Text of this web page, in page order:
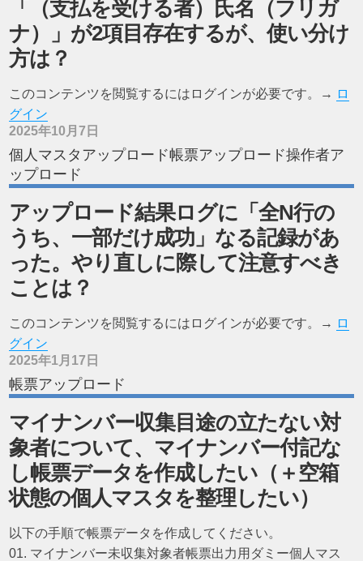
「（支払を受ける者）氏名（フリガ
ナ）」が2項目存在するが、使い分け
方は？
このコンテンツを閲覧するにはログインが必要です。→ ロ
グイン
2025年10月7日
個人マスタアップロード帳票アップロード操作者ア
ップロード
アップロード結果ログに「全N行の
うち、一部だけ成功」なる記録があ
った。やり直しに際して注意すべき
ことは？
このコンテンツを閲覧するにはログインが必要です。→ ロ
グイン
2025年1月17日
帳票アップロード
マイナンバー収集目途の立たない対
象者について、マイナンバー付記な
し帳票データを作成したい（＋空箱
状態の個人マスタを整理したい）
以下の手順で帳票データを作成してください。
01. マイナンバー未収集対象者帳票出力用ダミー個人マス